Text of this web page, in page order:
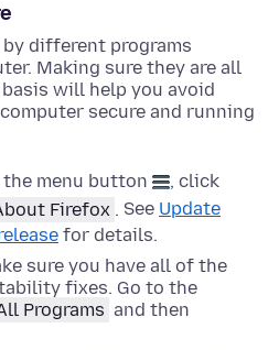
by different programs
Making sure they are all
will help you avoid
secure and running
the menu button
, click
Firefox . See Update
for details.
sure you have all of the
fixes. Go to the
Programs and then